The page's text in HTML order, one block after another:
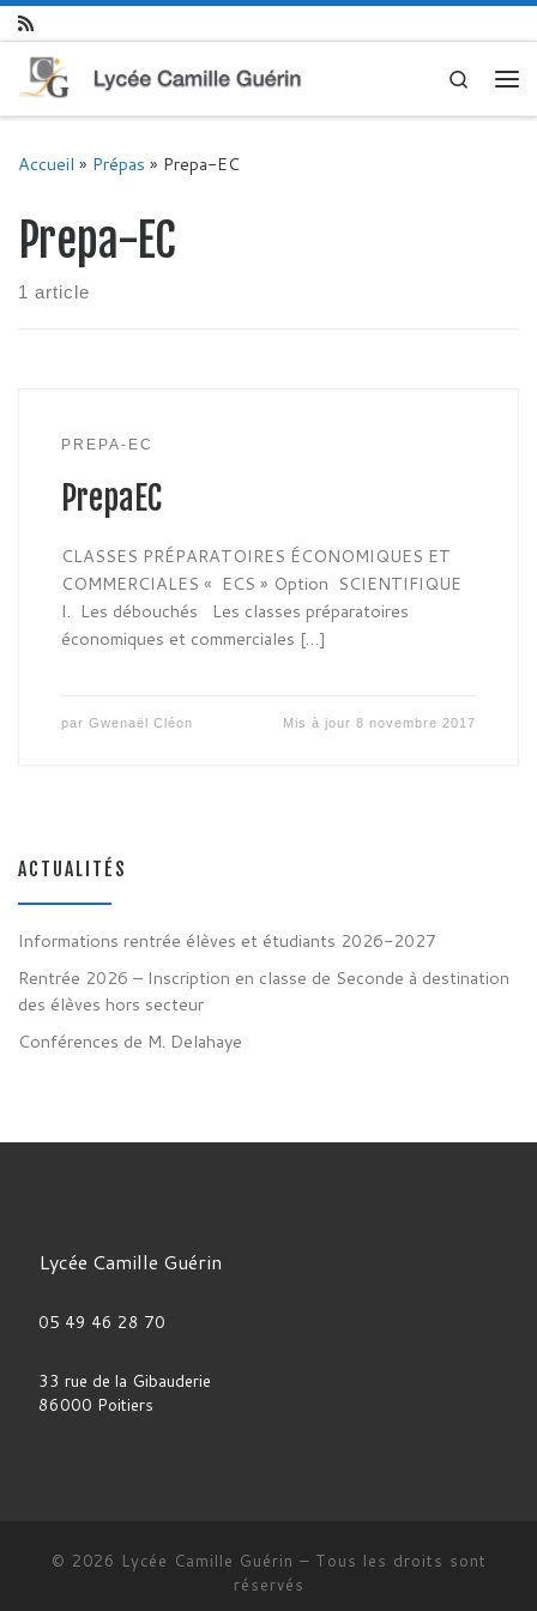
Skip to content
Search
Accueil » Prépas » Prepa-EC
Prepa-EC
1 article
PREPA-EC
PrepaEC
CLASSES PRÉPARATOIRES ÉCONOMIQUES ET
COMMERCIALES « ECS » Option SCIENTIFIQUE
I. Les débouchés Les classes préparatoires
économiques et commerciales […]
par Gwenaël Cléon Mis à jour8 novembre 2017
ACTUALITÉS
Informations rentrée élèves et étudiants 2026-2027
Rentrée 2026 – Inscription en classe de Seconde à destination
des élèves hors secteur
Conférences de M. Delahaye
Lycée Camille Guérin
05 49 46 28 70
33 rue de la Gibauderie
86000 Poitiers
© 2026 Lycée Camille Guérin – Tous les droits sont
réservés